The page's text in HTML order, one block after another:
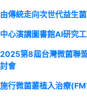
由傳統走向次世代益生
中心演講圖書館AI研究
2025第8屆台灣微菌聯
討會
施行微菌叢植入治療